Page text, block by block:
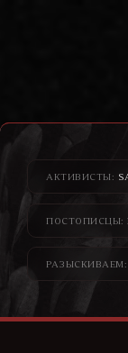
АКТИВИСТЫ:
ПОСТОПИСЦЫ:
РАЗЫСКИВАЕМ: